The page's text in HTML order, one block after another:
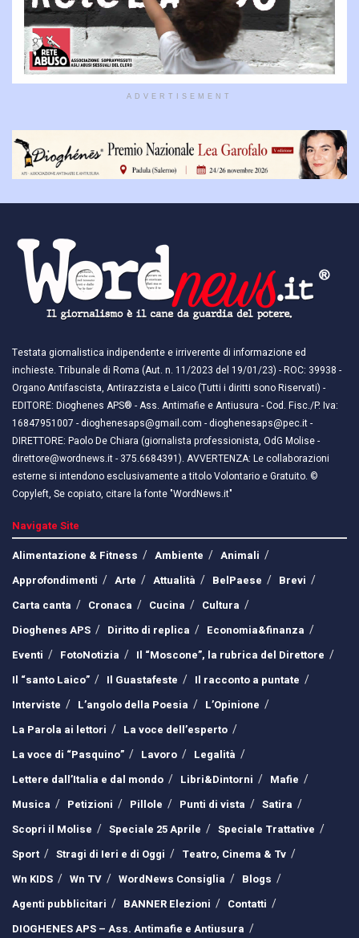
ADVERTISEMENT
Testata giornalistica indipendente e irriverente di informazione ed
inchieste. Tribunale di Roma (Aut. n. 11/2023 del 19/01/23) - ROC: 39938 -
Organo Antifascista, Antirazzista e Laico (Tutti i diritti sono Riservati) -
EDITORE: Dioghenes APS® - Ass. Antimafie e Antiusura - Cod. Fisc./P. Iva:
16847951007 - dioghenesaps@gmail.com - dioghenesaps@pec.it - ​​
DIRETTORE: Paolo De Chiara (giornalista professionista, OdG Molise -
direttore@wordnews.it - ​​375.6684391). AVVERTENZA: Le collaborazioni
esterne si intendono esclusivamente a titolo Volontario e Gratuito. ©
Copyleft, Se copiato, citare la fonte "WordNews.it"
Navigate Site
Alimentazione & Fitness
Ambiente
Animali
Approfondimenti
Arte Attualità BelPaese
Brevi
Carta canta
Cronaca Cucina
Cultura
Dioghenes APS
Diritto di replica
Economia&finanza
Eventi
FotoNotizia
Il “Moscone”, la rubrica del Direttore
Il “santo Laico”
Il Guastafeste
Il racconto a puntate
Interviste
L’angolo della Poesia
L’Opinione
La Parola ai lettori
La voce dell’esperto
La voce di “Pasquino”
Lavoro
Legalità
Lettere dall’Italia e dal mondo
Libri&Dintorni
Mafie
Musica
Petizioni Pillole Punti di vista
Satira
Scopri il Molise
Speciale 25 Aprile
Speciale Trattative
Sport
Stragi di Ieri e di Oggi
Teatro, Cinema & Tv
Wn KIDS
Wn TV WordNews Consiglia
Blogs
Agenti pubblicitari
BANNER Elezioni
Contatti
DIOGHENES APS – Ass. Antimafie e Antiusura